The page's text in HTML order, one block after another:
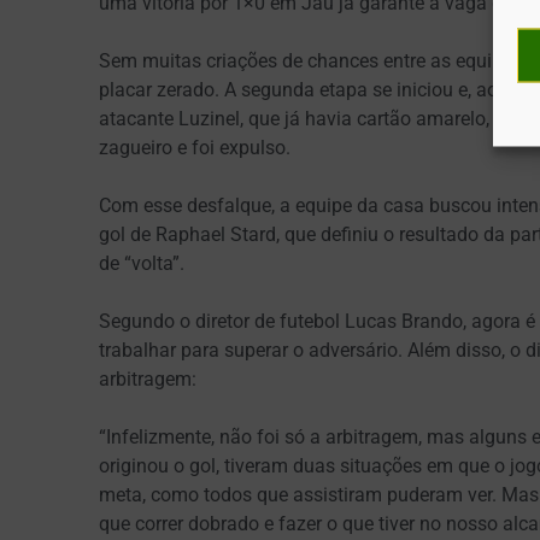
Sem muitas criações de chances entre as equipes
placar zerado. A segunda etapa se iniciou e, aos
atacante Luzinel, que já havia cartão amarelo,
zagueiro e foi expulso.
Com esse desfalque, a equipe da casa buscou
gol de Raphael Stard, que definiu o resultado da
de “volta”.
Segundo o diretor de futebol Lucas Brando, agora
trabalhar para superar o adversário. Além disso, o
arbitragem:
“Infelizmente, não foi só a arbitragem, mas alguns
originou o gol, tiveram duas situações em que o
meta, como todos que assistiram puderam ver.
que correr dobrado e fazer o que tiver no nosso